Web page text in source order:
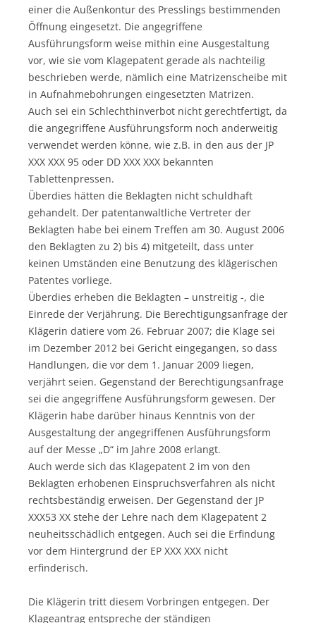
einer die Außenkontur des Presslings bestimmenden
Öffnung eingesetzt. Die angegriffene
Ausführungsform weise mithin eine Ausgestaltung
vor, wie sie vom Klagepatent gerade als nachteilig
beschrieben werde, nämlich eine Matrizenscheibe mit
in Aufnahmebohrungen eingesetzten Matrizen.
Auch sei ein Schlechthinverbot nicht gerechtfertigt, da
die angegriffene Ausführungsform noch anderweitig
verwendet werden könne, wie z.B. in den aus der JP
XXX XXX 95 oder DD XXX XXX bekannten
Tablettenpressen.
Überdies hätten die Beklagten nicht schuldhaft
gehandelt. Der patentanwaltliche Vertreter der
Beklagten habe bei einem Treffen am 30. August 2006
den Beklagten zu 2) bis 4) mitgeteilt, dass unter
keinen Umständen eine Benutzung des klägerischen
Patentes vorliege.
Überdies erheben die Beklagten – unstreitig -, die
Einrede der Verjährung. Die Berechtigungsanfrage der
Klägerin datiere vom 26. Februar 2007; die Klage sei
im Dezember 2012 bei Gericht eingegangen, so dass
Handlungen, die vor dem 1. Januar 2009 liegen,
verjährt seien. Gegenstand der Berechtigungsanfrage
sei die angegriffene Ausführungsform gewesen. Der
Klägerin habe darüber hinaus Kenntnis von der
Ausgestaltung der angegriffenen Ausführungsform
auf der Messe „D“ im Jahre 2008 erlangt.
Auch werde sich das Klagepatent 2 im von den
Beklagten erhobenen Einspruchsverfahren als nicht
rechtsbeständig erweisen. Der Gegenstand der JP
XXX53 XX stehe der Lehre nach dem Klagepatent 2
neuheitsschädlich entgegen. Auch sei die Erfindung
vor dem Hintergrund der EP XXX XXX nicht
erfinderisch.
Die Klägerin tritt diesem Vorbringen entgegen. Der
Klageantrag entspreche der ständigen